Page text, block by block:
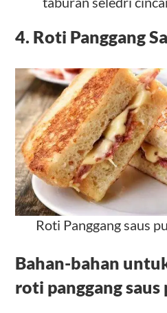
4. Roti Panggang
Roti Panggang saus
Bahan-bahan
roti panggang